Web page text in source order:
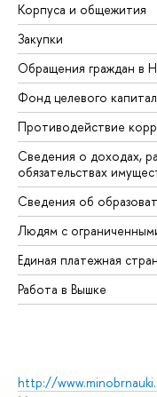
Корпуса и общежития
Закупки
Обращения граждан в
Фонд целевого
Противодействие
Сведения о доходах,
обязательствах
Сведения об
Людям с
Единая платежная
Работа в Вышке
http://